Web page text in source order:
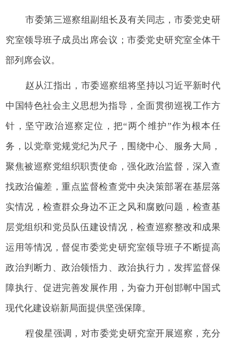
市委第三巡察组副组长及有关同志，市委党史研
究室领导班子成员出席会议；市委党史研究室全体干
部列席会议。
赵从江指出，市委巡察组将坚持以习近平新时代
中国特色社会主义思想为指导，全面贯彻巡视工作方
针，坚守政治巡察定位，把“两个维护”作为根本任
务，以党章党规党纪为尺子，围绕中心、服务大局，
聚焦被巡察党组织职责使命，强化政治监督，深入查
找政治偏差，重点监督检查党中央决策部署在基层落
实情况，检查群众身边不正之风和腐败问题，检查基
层党组织和党员队伍建设情况，检查巡察整改和成果
运用等情况，督促市委党史研究室领导班子不断提高
政治判断力、政治领悟力、政治执行力，发挥监督保
障执行、促进完善发展作用，为奋力开创邯郸中国式
现代化建设崭新局面提供坚强保障。
程俊星强调，对市委党史研究室开展巡察，充分